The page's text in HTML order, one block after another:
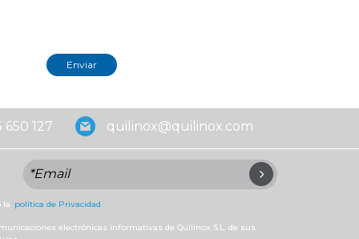
650 127 quilinox@quilinox.com
la política de Privacidad
electrónicas informativas de Quilinox S.L. de sus